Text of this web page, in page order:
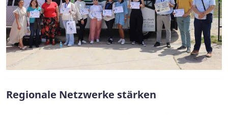
Regionale Netzwerke stärken